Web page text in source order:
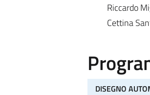
Riccardo
Cettina
DISEGNO